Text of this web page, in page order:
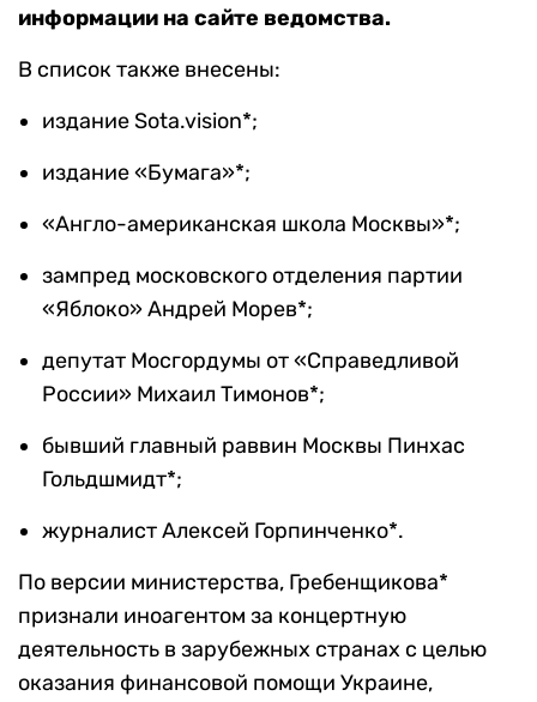
информации на сайте ведомства.
В список также внесены:
издание Sota.vision*;
издание «Бумага»*;
«Англо-американская школа Москвы»*;
зампред московского отделения партии
«Яблоко» Андрей Морев*;
депутат Мосгордумы от «Справедливой
России» Михаил Тимонов*;
бывший главный раввин Москвы Пинхас
Гольдшмидт*;
журналист Алексей Горпинченко*.
По версии министерства, Гребенщикова*
признали иноагентом за концертную
деятельность в зарубежных странах с целью
оказания финансовой помощи Украине,